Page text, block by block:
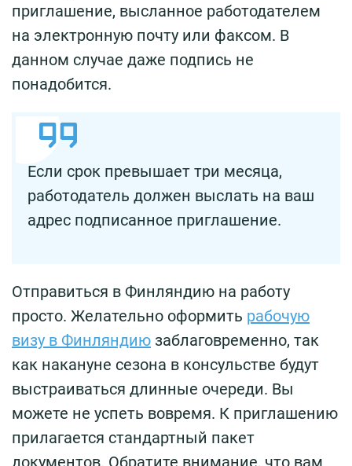
приглашение, высланное работодателем
на электронную почту или факсом. В
данном случае даже подпись не
понадобится.
Если срок превышает три месяца,
работодатель должен выслать на ваш
адрес подписанное приглашение.
Отправиться в Финляндию на работу
просто. Желательно оформить рабочую
визу в Финляндию заблаговременно, так
как накануне сезона в консульстве будут
выстраиваться длинные очереди. Вы
можете не успеть вовремя. К приглашению
прилагается стандартный пакет
документов. Обратите внимание, что вам